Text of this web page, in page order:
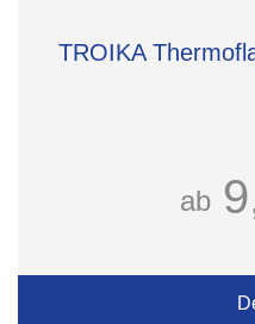
TROIKA
ab